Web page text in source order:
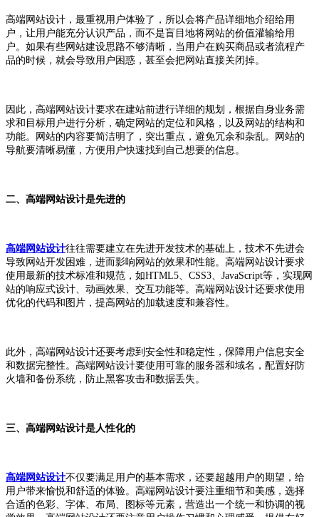
高端网站设计，最重视用户体验了，所以会将产品详细地介绍给用
户，让用户能充分认识产品，而不是盲目地将网站的价值灌输给用
户。如果有些网站建设思路不够清晰，当用户在购买商品或者流程产
品的时候，就会导致用户困惑，甚至会把网站直接关闭掉。
因此，高端网站设计要求在建站前进行详细的规划，根据自身业务需
求和目标用户进行分析，确定网站的定位和风格，以及网站的结构和
功能。网站的内容要简洁明了，突出重点，避免冗余和杂乱。网站的
导航要清晰易懂，方便用户快速找到自己想要的信息。
二、高端网站设计是先进的
高端网站设计往往需要建立在先进开发技术的基础上，技术不先进会
导致网站开发困难，进而影响网站的效果和性能。高端网站设计要求
使用最新的技术标准和规范，如HTML5、CSS3、JavaScript等，实现网
站的响应式设计、动画效果、交互功能等。高端网站设计还要求使用
优化的代码和图片，提高网站的加载速度和兼容性。
此外，高端网站设计还要考虑到安全性和稳定性，保障用户信息安全
和数据完整性。高端网站设计要使用可靠的服务器和域名，配置好防
火墙和备份系统，防止黑客攻击和数据丢失。
三、高端网站设计是人性化的
高端网站设计不仅要满足用户的基本需求，还要超越用户的期望，给
用户带来愉悦和舒适的体验。高端网站设计要注重细节和美感，选择
合适的色彩、字体、布局、图标等元素，营造出一个统一和协调的视